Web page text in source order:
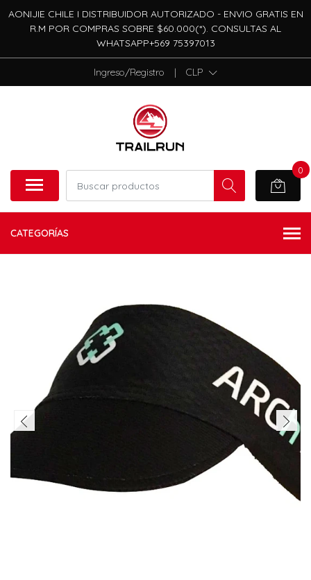
AONIJIE CHILE I DISTRIBUIDOR AUTORIZADO - ENVIO GRATIS EN
R.M POR COMPRAS SOBRE $60.000(*). CONSULTAS AL
WHATSAPP+569 75397013
Ingreso/Registro | CLP
0
CATEGORÍAS